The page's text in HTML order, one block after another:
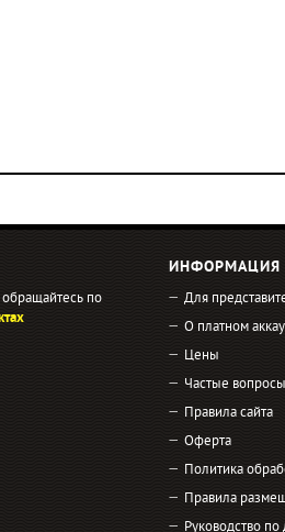
по
ИНФОРМАЦИЯ
Для
О платном
Цены
Частые вопросы
Правила сайта
Оферта
Политика
Правила
Руководство